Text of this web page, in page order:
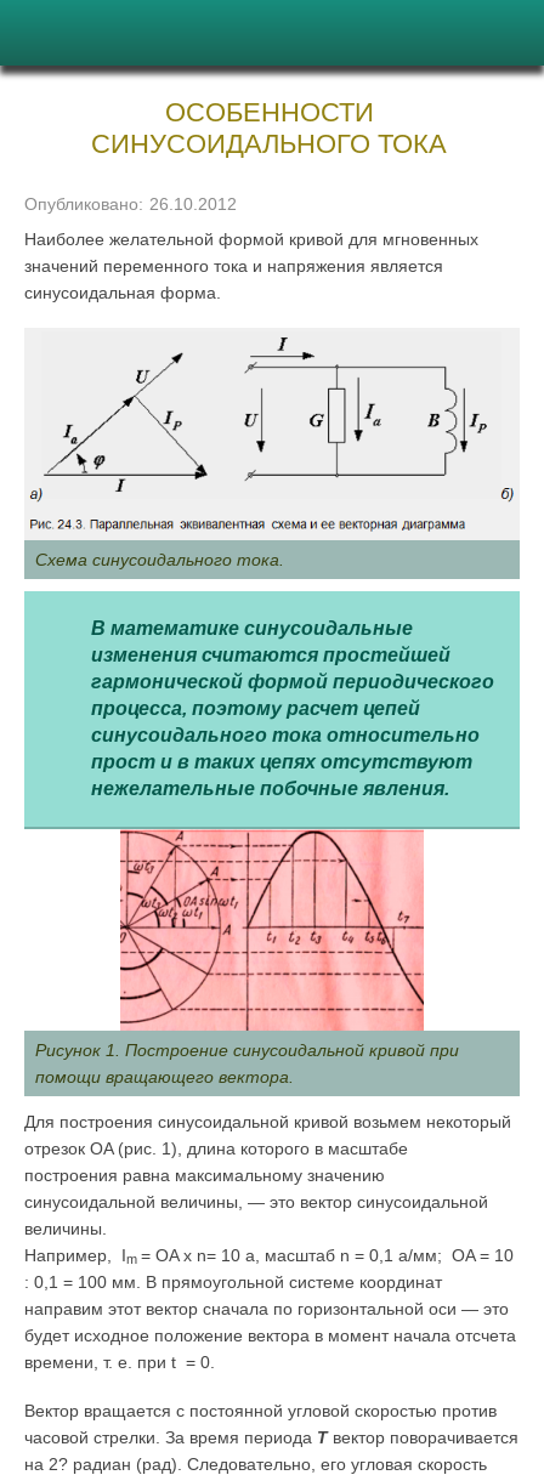
ОСОБЕННОСТИ
СИНУСОИДАЛЬНОГО ТОКА
Опубликовано: 26.10.2012
Наиболее желательной формой кривой для мгновенных
значений переменного тока и напряжения является
синусоидальная форма.
Схема синусоидального тока.
В математике синусоидальные
изменения считаются простейшей
гармонической формой периодического
процесса, поэтому расчет цепей
синусоидального тока относительно
прост и в таких цепях отсутствуют
нежелательные побочные явления.
Рисунок 1. Построение синусоидальной кривой при
помощи вращающего вектора.
Для построения синусоидальной кривой возьмем некоторый
отрезок OA (рис. 1), длина которого в масштабе
построения равна максимальному значению
синусоидальной величины, — это вектор синусоидальной
величины.
Например, Im = OA x n= 10 а, масштаб n = 0,1 а/мм; OA = 10
: 0,1 = 100 мм. В прямоугольной системе координат
направим этот вектор сначала по горизонтальной оси — это
будет исходное положение вектора в момент начала отсчета
времени, т. е. при t = 0.
Вектор вращается с постоянной угловой скоростью против
часовой стрелки. За время периода Твектор поворачивается
на 2? радиан (рад). Следовательно, его угловая скорость